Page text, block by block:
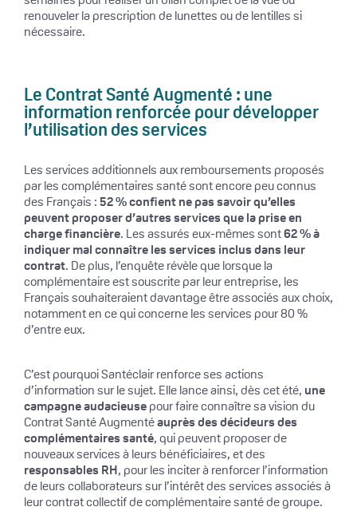
renouveler la prescription de lunettes ou de lentilles si
nécessaire.
Le Contrat Santé Augmenté : une
information renforcée pour développer
l’utilisation des services
Les services additionnels aux remboursements proposés
par les complémentaires santé sont encore peu connus
des Français :52 % confient ne pas savoir qu’elles
peuvent proposer d’autres services que la prise en
charge financière. Les assurés eux-mêmes sont62 % à
indiquer mal connaître les services inclus dans leur
contrat. De plus, l’enquête révèle que lorsque la
complémentaire est souscrite par leur entreprise, les
Français souhaiteraient davantage être associés aux choix,
notamment en ce qui concerne les services pour 80 %
d’entre eux.
C’est pourquoi Santéclair renforce ses actions
d’information sur le sujet. Elle lance ainsi, dès cet été, une
campagne audacieusepour faire connaître sa vision du
Contrat Santé Augmentéauprès des décideurs des
complémentaires santé, qui peuvent proposer de
nouveaux services à leurs bénéficiaires, et des
responsables RH, pour les inciter à renforcer l’information
de leurs collaborateurs sur l’intérêt des services associés à
leur contrat collectif de complémentaire santé de groupe.